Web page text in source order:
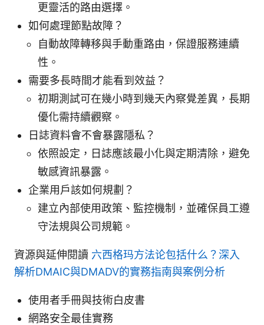
更靈活的路由選擇。
如何處理節點故障？
自動故障轉移與手動重路由，保證服務連續
性。
需要多長時間才能看到效益？
初期測試可在幾小時到幾天內察覺差異，長期
優化需持續觀察。
日誌資料會不會暴露隱私？
依照設定，日誌應該最小化與定期清除，避免
敏感資訊暴露。
企業用戶該如何規劃？
建立內部使用政策、監控機制，並確保員工遵
守法規與公司規範。
資源與延伸閱讀 六西格玛方法论包括什么？深入
解析DMAIC與DMADV的實務指南與案例分析
使用者手冊與技術白皮書
網路安全最佳實務